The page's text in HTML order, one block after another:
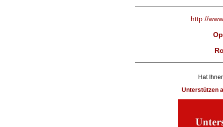
http://
Hat
Unterstützen